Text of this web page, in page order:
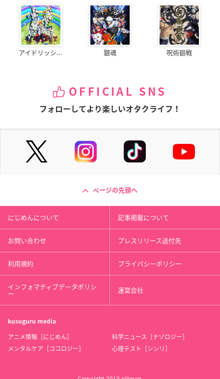
アイドリッシ... 銀魂 呪術廻戦
OFFICIAL SNS
フォローしてより楽しいオタクライフ！
ページの先頭へ
にじめんについて 記事掲載について
お問い合わせ プレスリリース送付先
利用規約 プライバシーポリシー
インフォマティブデータポリシ
ー 運営会社
kusuguru media
アニメ情報［にじめん］
科学ニュース［ナゾロジー］
メンタルケア［ココロジー］
心理テスト［シンリ］